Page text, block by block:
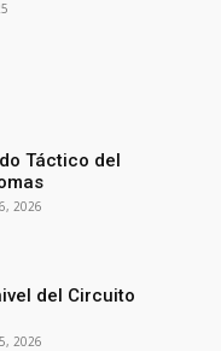
Táctico del
2026
del Circuito
2026